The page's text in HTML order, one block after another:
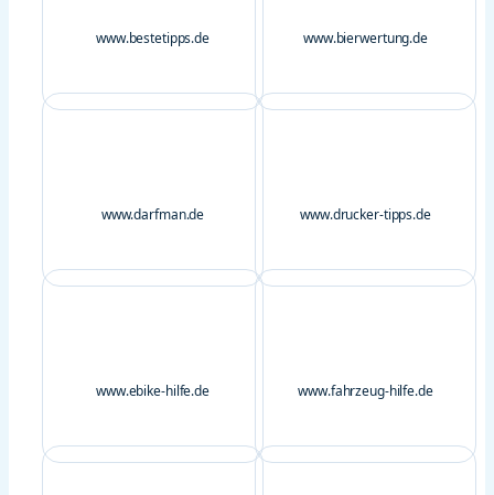
www.bestetipps.de www.bierwertung.de
www.darfman.de www.drucker-tipps.de
www.ebike-hilfe.de www.fahrzeug-hilfe.de